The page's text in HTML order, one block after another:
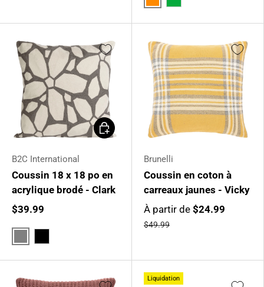
B2C International
Coussin 18 x 18 po en
acrylique brodé - Clark
$39.99
Choisir les options
Brunelli
Coussin en coton à
carreaux jaunes - Vicky
À partir de $24.99
$49.99
Liquidation